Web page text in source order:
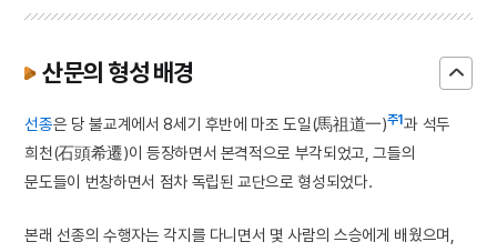
산문의 형성 배경
선종은 당 불교계에서 8세기 후반에 마조 도일(馬祖道一)주1과 석두
희천(石頭希遷)이 등장하면서 본격적으로 부각되었고, 그들의
문도들이 번창하면서 점차 독립된 교단으로 형성되었다.
본래 선종의 수행자는 각지를 다니면서 몇 사람의 스승에게 배웠으며,